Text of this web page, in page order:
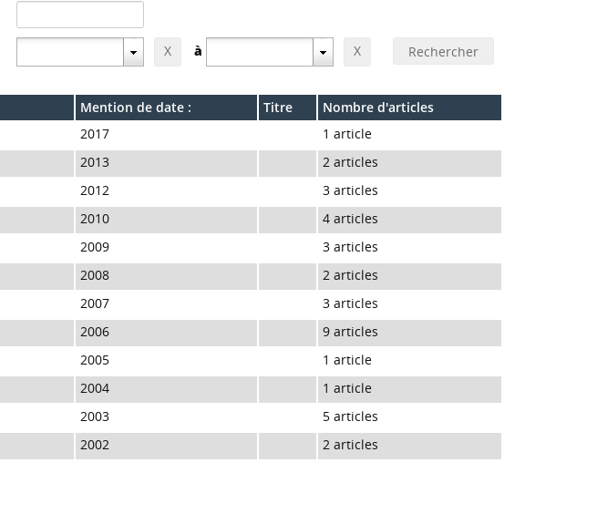
à
Mention de date : Titre
Nombre d'articles
2017
1 article
2013
2 articles
2012
3 articles
2010
4 articles
2009
3 articles
2008
2 articles
2007
3 articles
2006
9 articles
2005
1 article
2004
1 article
2003
5 articles
2002 2 articles